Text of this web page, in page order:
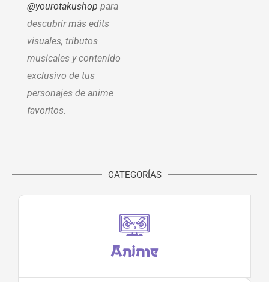
@yourotakushop para
descubrir más edits
visuales, tributos
musicales y contenido
exclusivo de tus
personajes de anime
favoritos.
CATEGORÍAS
Anime